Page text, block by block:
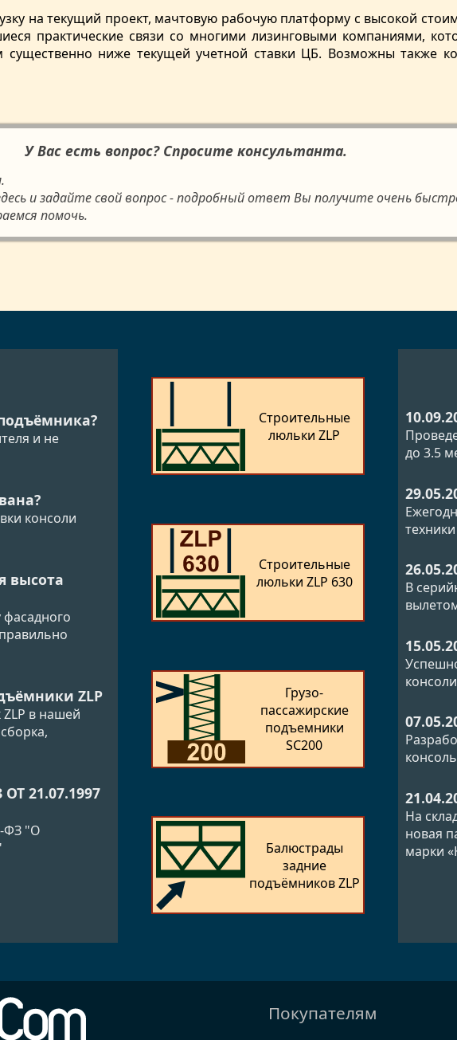
на текущий проект, мачтовую рабочую платформу с высокой
практические связи со многими лизинговыми компаниями,
существенно ниже текущей учетной ставки ЦБ. Возможны также
У Вас есть вопрос? Спросите консультанта.
и задайте свой вопрос - подробный ответ Вы получите очень
помочь.
и не
консоли
высота
ZLP
в нашей
21.07.1997
ФЗ "О
Строительные
люльки ZLP
Строительные
люльки ZLP 630
Грузо­
пассажирские
подъемники
SC200
Балюстрады
задние
подъёмников ZLP
до 3.5
В
На
новая
марки
Покупателям